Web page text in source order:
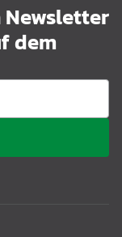
Newsletter
dem